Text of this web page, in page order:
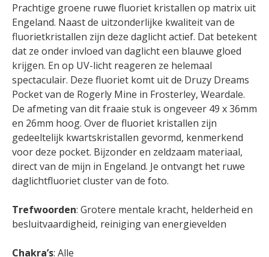
Prachtige groene ruwe fluoriet kristallen op matrix uit
Engeland. Naast de uitzonderlijke kwaliteit van de
fluorietkristallen zijn deze daglicht actief. Dat betekent
dat ze onder invloed van daglicht een blauwe gloed
krijgen. En op UV-licht reageren ze helemaal
spectaculair. Deze fluoriet komt uit de Druzy Dreams
Pocket van de Rogerly Mine in Frosterley, Weardale.
De afmeting van dit fraaie stuk is ongeveer 49 x 36mm
en 26mm hoog. Over de fluoriet kristallen zijn
gedeeltelijk kwartskristallen gevormd, kenmerkend
voor deze pocket. Bijzonder en zeldzaam materiaal,
direct van de mijn in Engeland. Je ontvangt het ruwe
daglichtfluoriet cluster van de foto.
Trefwoorden: Grotere mentale kracht, helderheid en
besluitvaardigheid, reiniging van energievelden
Chakra’s: Alle